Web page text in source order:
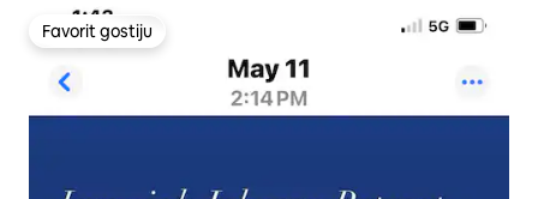
Favorit gostiju
Favorit gostiju